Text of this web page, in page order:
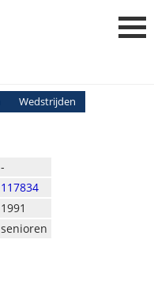
Login
Wedstrijden
-
117834
1991
senioren